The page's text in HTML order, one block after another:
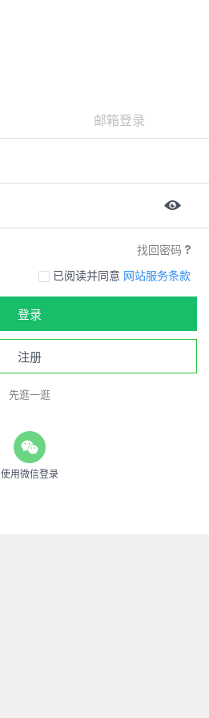
邮箱登录
找回密码
已阅读并同意 网站服务条款
登录
注册
先逛一逛
使用微信登录